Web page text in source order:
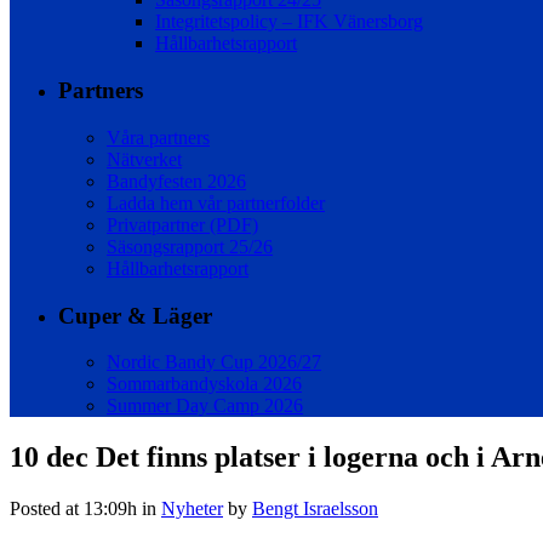
Integritetspolicy – IFK Vänersborg
Hållbarhetsrapport
Partners
Våra partners
Nätverket
Bandyfesten 2026
Ladda hem vår partnerfolder
Privatpartner (PDF)
Säsongsrapport 25/26
Hållbarhetsrapport
Cuper & Läger
Nordic Bandy Cup 2026/27
Sommarbandyskola 2026
Summer Day Camp 2026
10 dec Det finns platser i logerna och i
Posted at 13:09h in Nyheter by Bengt Israelsson